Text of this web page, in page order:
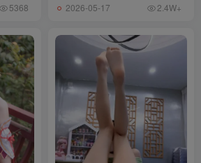
5368 2026-05-17 2.4W+